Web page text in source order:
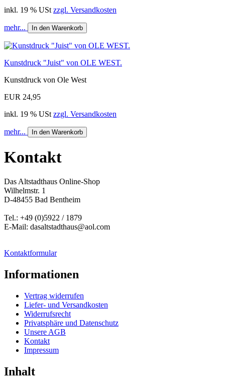
inkl. 19 % USt zzgl. Versandkosten
mehr... In den Warenkorb
Kunstdruck "Juist" von OLE WEST.
Kunstdruck von Ole West
EUR 24,95
inkl. 19 % USt zzgl. Versandkosten
mehr... In den Warenkorb
Kontakt
Das Altstadthaus Online-Shop
Wilhelmstr. 1
D-48455 Bad Bentheim
Tel.: +49 (0)5922 / 1879
E-Mail: dasaltstadthaus@aol.com
Kontaktformular
Informationen
Vertrag widerrufen
Liefer- und Versandkosten
Widerrufsrecht
Privatsphäre und Datenschutz
Unsere AGB
Kontakt
Impressum
Inhalt